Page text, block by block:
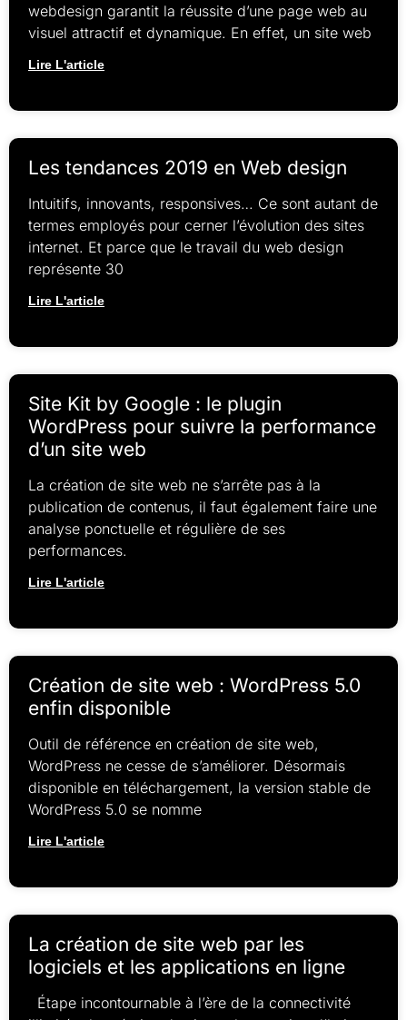
webdesign garantit la réussite d’une page web au
visuel attractif et dynamique. En effet, un site web
Lire L'article
Les tendances 2019 en Web design
Intuitifs, innovants, responsives… Ce sont autant de
termes employés pour cerner l’évolution des sites
internet. Et parce que le travail du web design
représente 30
Lire L'article
Site Kit by Google : le plugin
WordPress pour suivre la performance
d’un site web
La création de site web ne s’arrête pas à la
publication de contenus, il faut également faire une
analyse ponctuelle et régulière de ses
performances.
Lire L'article
Création de site web : WordPress 5.0
enfin disponible
Outil de référence en création de site web,
WordPress ne cesse de s’améliorer. Désormais
disponible en téléchargement, la version stable de
WordPress 5.0 se nomme
Lire L'article
La création de site web par les
logiciels et les applications en ligne
Étape incontournable à l’ère de la connectivité